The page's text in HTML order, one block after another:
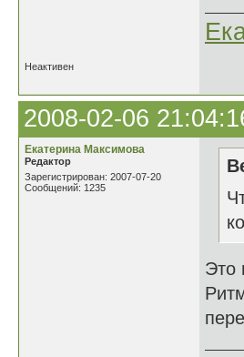
Неактивен
2008-02-06
Екатерина Максимова
Редактор
Зарегистрирован: 2007-07-20
Сообщений: 1235
Это